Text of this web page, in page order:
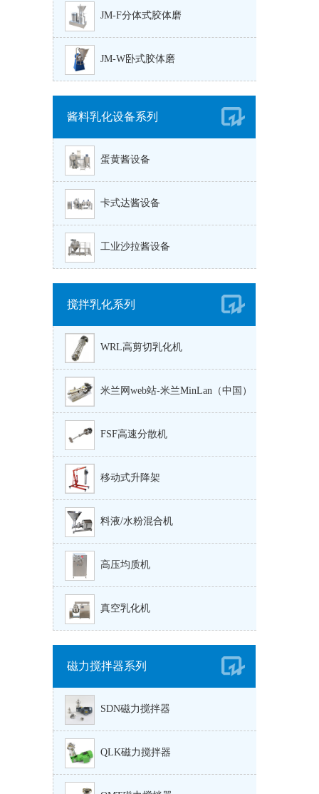
JM-F分体式胶体磨
JM-W卧式胶体磨
酱料乳化设备系列
蛋黄酱设备
卡式达酱设备
工业沙拉酱设备
搅拌乳化系列
WRL高剪切乳化机
米兰网web站-米兰MinLan（中国）
FSF高速分散机
移动式升降架
料液/水粉混合机
高压均质机
真空乳化机
磁力搅拌器系列
SDN磁力搅拌器
QLK磁力搅拌器